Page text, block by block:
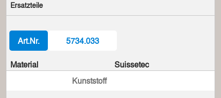
Ersatzteile
Art.Nr. 5734.033
Material
Kunststoff
Suissetec